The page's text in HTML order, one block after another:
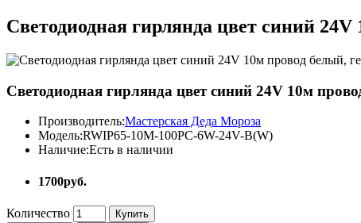
Светодиодная гирлянда цвет синий
Светодиодная гирлянда цвет синий 24V 10м
Производитель:Мастерская Деда Мороза
Модель:RWIP65-10M-100PC-6W-24V-B(W)
Наличие:Есть в наличии
1700руб.
Количество
Купить